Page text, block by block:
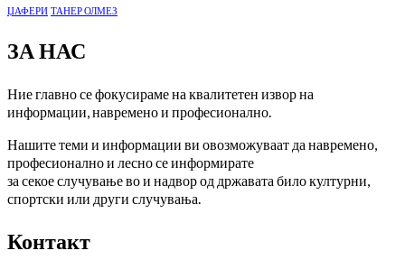
ЏАФЕРИ ТАНЕР ОЛМЕЗ
ЗА НАС
Ние главно се фокусираме на квалитетен извор на
информации, навремено и професионално.
Нашите теми и информации ви овозможуваат да навремено,
професионално и лесно се информирате
за секое случување во и надвор од државата било културни,
спортски или други случувања.
Контакт